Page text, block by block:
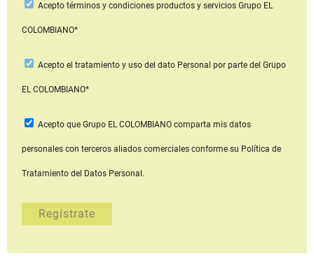
Aceptotérminos y condiciones productos y serviciosGrupo EL
COLOMBIANO*
Acepto el tratamiento y uso del dato Personal por parte del Grupo
EL COLOMBIANO*
Acepto que Grupo EL COLOMBIANOcomparta mis datos
personales con terceros aliados comerciales conforme su Política de
Tratamiento del Datos Personal.